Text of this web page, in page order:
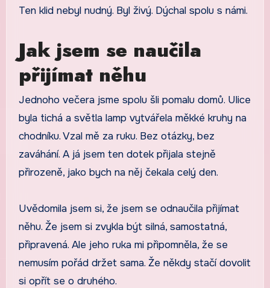
Ten klid nebyl nudný. Byl živý. Dýchal spolu s námi.
Jak jsem se naučila
přijímat něhu
Jednoho večera jsme spolu šli pomalu domů. Ulice
byla tichá a světla lamp vytvářela měkké kruhy na
chodníku. Vzal mě za ruku. Bez otázky, bez
zaváhání. A já jsem ten dotek přijala stejně
přirozeně, jako bych na něj čekala celý den.
Uvědomila jsem si, že jsem se odnaučila přijímat
něhu. Že jsem si zvykla být silná, samostatná,
připravená. Ale jeho ruka mi připomněla, že se
nemusím pořád držet sama. Že někdy stačí dovolit
si opřít se o druhého.